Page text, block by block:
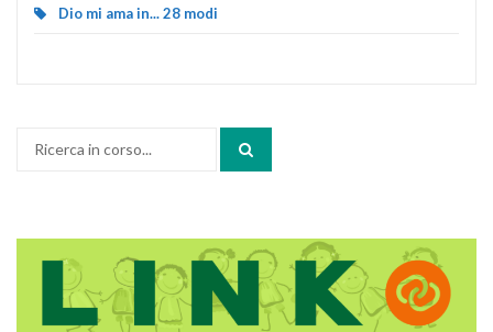
Dio mi ama in... 28 modi